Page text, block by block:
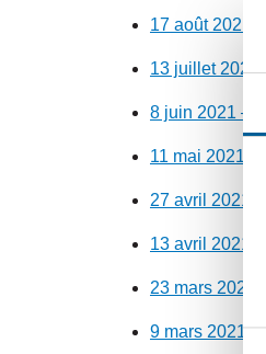
17 août 2021
13 juillet 2021
8 juin 2021 –
11 mai 2021 –
27 avril 2021-
13 avril 2021-
23 mars 2021
9 mars 2021